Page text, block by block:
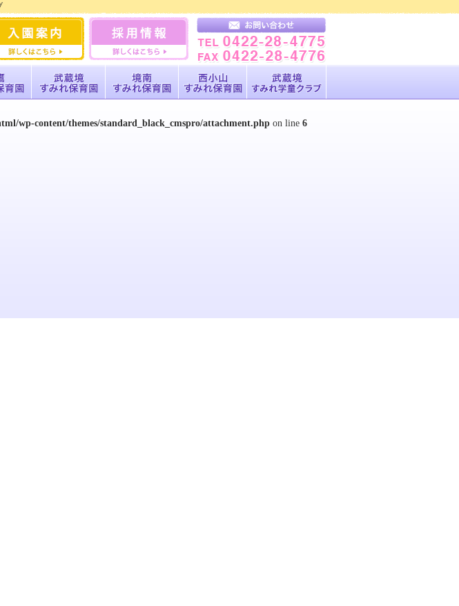
wp-content/themes/standard_black_cmspro/attachment.php on line 6